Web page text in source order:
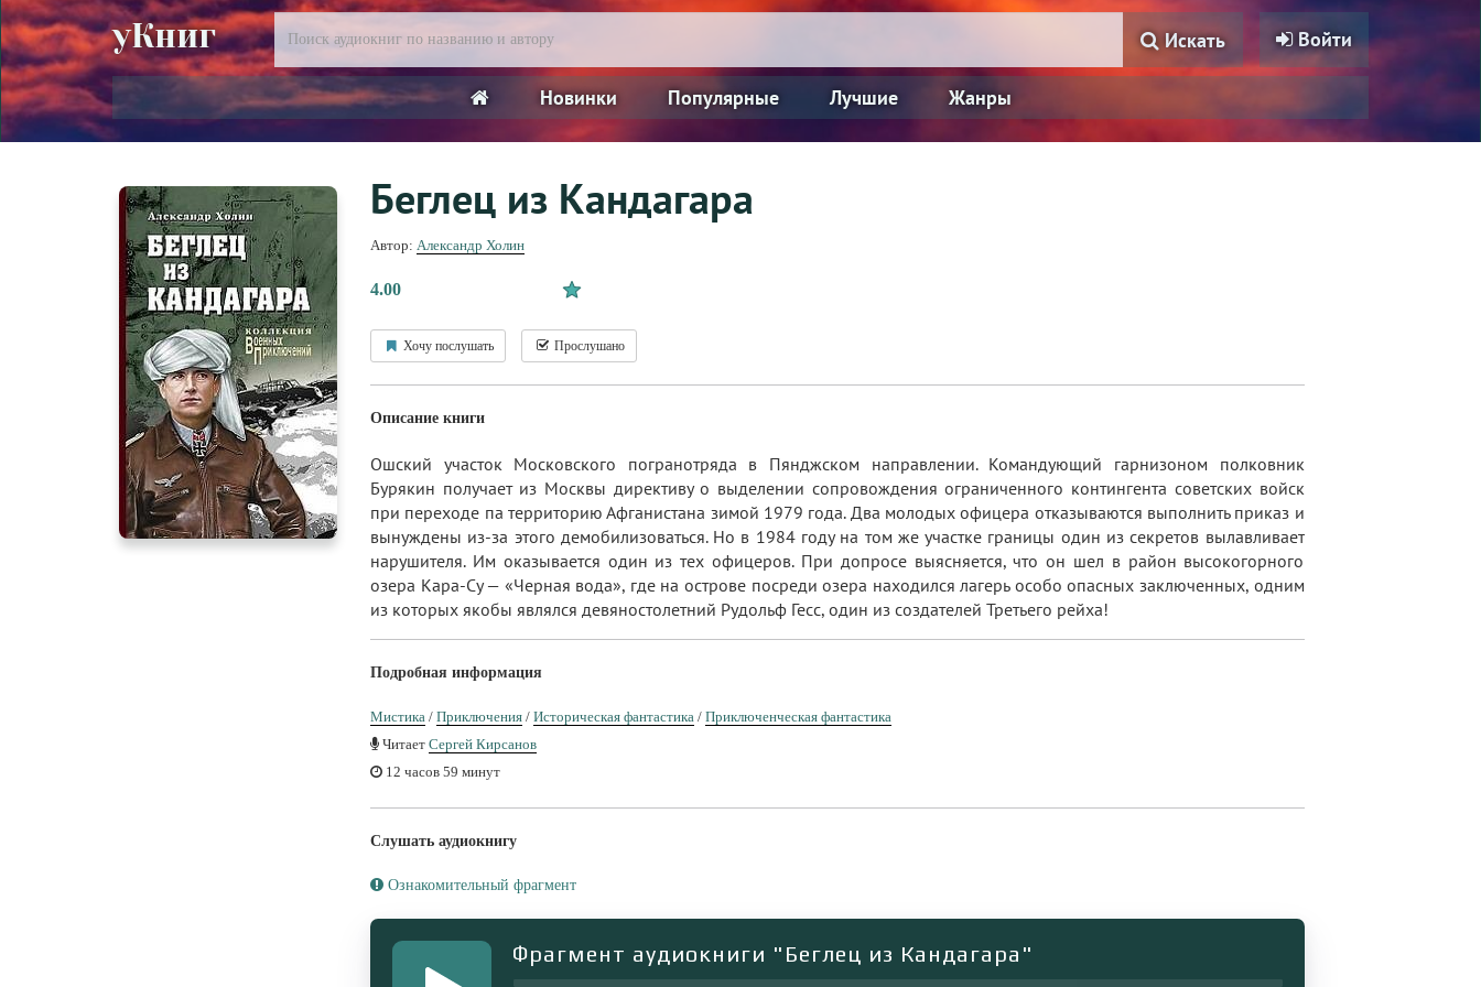
уКниг Войти
Искать
Новинки Популярные Лучшие Жанры
Беглец из Кандагара
Автор: Александр Холин
4.00
Хочу послушать Прослушано
Описание книги
Ошский участок Московского погранотряда в Пянджском направлении. Командующий гарнизоном полковник
Бурякин получает из Москвы директиву о выделении сопровождения ограниченного контингента советских войск
при переходе па территорию Афганистана зимой 1979 года. Два молодых офицера отказываются выполнить приказ и
вынуждены из-за этого демобилизоваться. Но в 1984 году на том же участке границы один из секретов вылавливает
нарушителя. Им оказывается один из тех офицеров. При допросе выясняется, что он шел в район высокогорного
озера Кара-Су — «Черная вода», где на острове посреди озера находился лагерь особо опасных заключенных, одним
из которых якобы являлся девяностолетний Рудольф Гесс, один из создателей Третьего рейха!
Подробная информация
Мистика / Приключения / Историческая фантастика / Приключенческая фантастика
Читает Сергей Кирсанов
12 часов 59 минут
Слушать аудиокнигу
Ознакомительный фрагмент
Фрагмент аудиокниги "Беглец из Кандагара"